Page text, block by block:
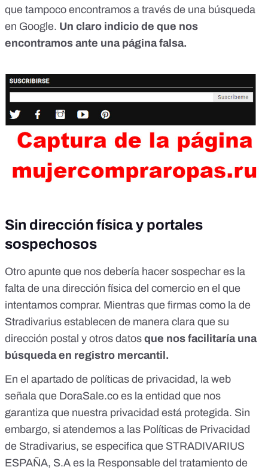
que tampoco encontramos a través de una búsqueda
en Google. Un claro indicio de que nos
encontramos ante una página falsa.
Sin dirección física y portales
sospechosos
Otro apunte que nos debería hacer sospechar es la
falta de una dirección física del comercio en el que
intentamos comprar. Mientras que firmas como la de
Stradivarius establecen de manera clara que su
dirección postal y otros datos que nos facilitaría una
búsqueda en registro mercantil.
En el apartado de políticas de privacidad, la web
señala que DoraSale.co es la entidad que nos
garantiza que nuestra privacidad está protegida. Sin
embargo, si atendemos a las Políticas de Privacidad
de Stradivarius, se especifica que STRADIVARIUS
ESPAÑA, S.A es la Responsable del tratamiento de